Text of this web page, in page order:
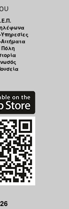
Υπηρεσίες
Αιτήματα
Πόλη